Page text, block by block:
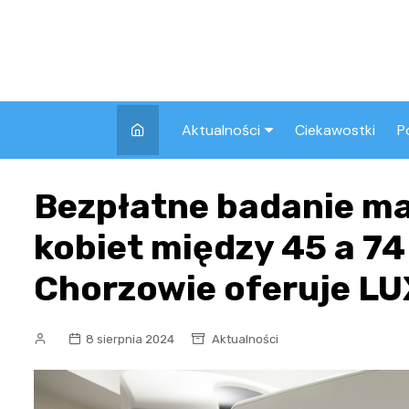
Aktualności
Pozostałe
Ciekawostki
Bezpłatne badanie
kobiet między 45 a
Chorzowie oferuje
8 sierpnia 2024 Aktualności